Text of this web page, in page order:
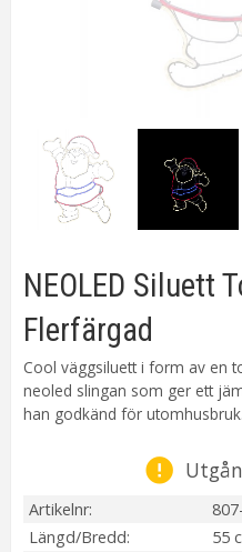
NEOLED Siluett
Flerfärgad
Cool väggsiluett i form av en
neoled slingan som ger ett
han godkänd för utomhusbruk.
Artikelnr
Längd/Bredd
55